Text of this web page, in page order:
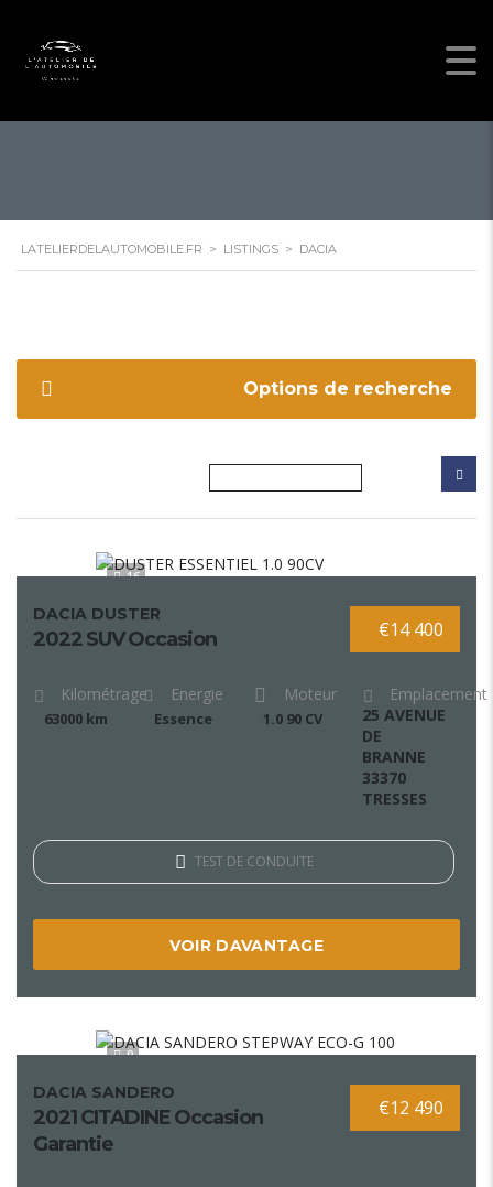
LATELIERDELAUTOMOBILE.FR > LISTINGS > DACIA
Options de recherche
16
€14 400
DACIA DUSTER
2022 SUV Occasion
Kilométrage
63000 km
Energie
Essence
Moteur
1.0 90 CV
Emplacement
25 AVENUE
DE
BRANNE
33370
TRESSES
TEST DE CONDUITE
VOIR DAVANTAGE
9
€12 490
DACIA SANDERO
2021 CITADINE Occasion
Garantie